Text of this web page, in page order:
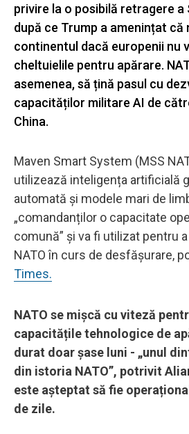
privire la o posibilă retragere a
după ce Trump a amenințat că
continentul dacă europenii nu
cheltuielile pentru apărare.
asemenea, să țină pasul cu
capacităților militare AI de
China.
Maven Smart System (MSS
utilizează inteligența artificială
automată și modele mari de
„comandanților o capacitate
comună” și va fi utilizat pentru
NATO în curs de desfășurare,
Times.
NATO se mișcă cu viteză
capacitățile tehnologice de
durat doar șase luni - „unul
din istoria NATO”, potrivit
este așteptat să fie
de zile.